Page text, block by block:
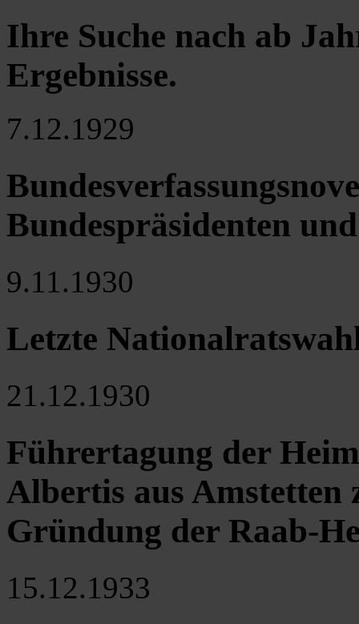
Ihre Suche nach ab
Ergebnisse.
7.12.1929
Bundespräsidenten
9.11.1930
Letzte
21.12.1930
Führertagung der
Albertis aus Amstetten
Gründung der Raab-
15.12.1933